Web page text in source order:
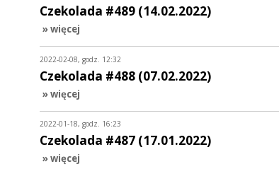
Czekolada #489 (14.02.2022)
» więcej
2022-02-08, godz. 12:32
Czekolada #488 (07.02.2022)
» więcej
2022-01-18, godz. 16:23
Czekolada #487 (17.01.2022)
» więcej